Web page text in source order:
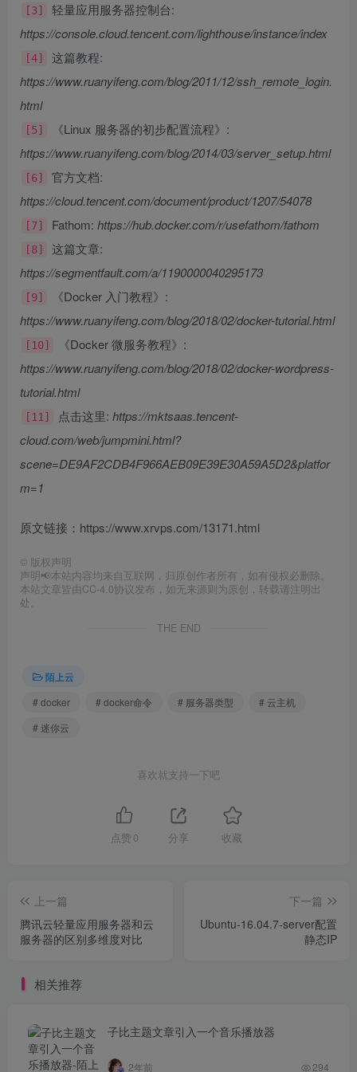
[3]
轻量应用服务器控制台:
https://console.cloud.tencent.com/lighthouse/instance/index
[4]
这篇教程:
https://www.ruanyifeng.com/blog/2011/12/ssh_remote_login.
html
[5]
《Linux 服务器的初步配置流程》:
https://www.ruanyifeng.com/blog/2014/03/server_setup.html
[6]
官方文档:
https://cloud.tencent.com/document/product/1207/54078
[7] Fathom: https://hub.docker.com/r/usefathom/fathom
[8]
这篇文章:
https://segmentfault.com/a/1190000040295173
[9]
《Docker 入门教程》:
https://www.ruanyifeng.com/blog/2018/02/docker-tutorial.html
[10]
《Docker 微服务教程》:
https://www.ruanyifeng.com/blog/2018/02/docker-wordpress-
tutorial.html
[11] 点击这里: https://mktsaas.tencent-
cloud.com/web/jumpmini.html?
scene=DE9AF2CDB4F966AEB09E39E30A59A5D2&platfor
m=1
原文链接：https://www.xrvps.com/13171.html
© 版权声明
声明📢本站内容均来自互联网，归原创作者所有，如有侵权必删除。
本站文章皆由CC-4.0协议发布，如无来源则为原创，转载请注明出
处。
THE END
陌上云
# docker
# docker命令 # 服务器类型
# 云主机
# 迷你云
喜欢就支持一下吧
点赞 0 分享 收藏
上一篇
腾讯云轻量应用服务器和云
服务器的区别多维度对比
下一篇
Ubuntu-16.04.7-server配置
静态IP
相关推荐
子比主题文章引入一个音乐播放器
2年前 294